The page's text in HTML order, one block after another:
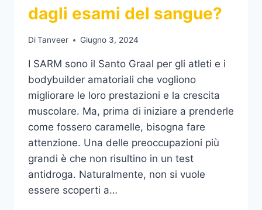
dagli esami del sangue?
DiTanveer Giugno 3, 2024
I SARM sono il Santo Graal per gli atleti e i
bodybuilder amatoriali che vogliono
migliorare le loro prestazioni e la crescita
muscolare. Ma, prima di iniziare a prenderle
come fossero caramelle, bisogna fare
attenzione. Una delle preoccupazioni più
grandi è che non risultino in un test
antidroga. Naturalmente, non si vuole
essere scoperti a…